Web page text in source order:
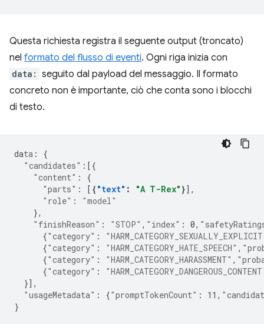
Questa richiesta registra il seguente output (troncato)
nel formato del flusso di eventi. Ogni riga inizia con
data: seguito dal payload del messaggio. Il formato
concreto non è importante, ciò che conta sono i blocchi
di testo.
data :
{
"candidates" :[{
"content" :
{
"parts" : [ { "text" : "A T-Rex" }
"role" :
"model"
},
"finishReason" : "STOP" , "index" : 0,
{"category" :
{"category" : "HARM_CATEGORY_HATE_SPEECH" ,
{"category" : "HARM_CATEGORY_HARASSMENT" ,
{"category" :
}],
"usageMetadata" : {"promptTokenCount" : 11 ,
}